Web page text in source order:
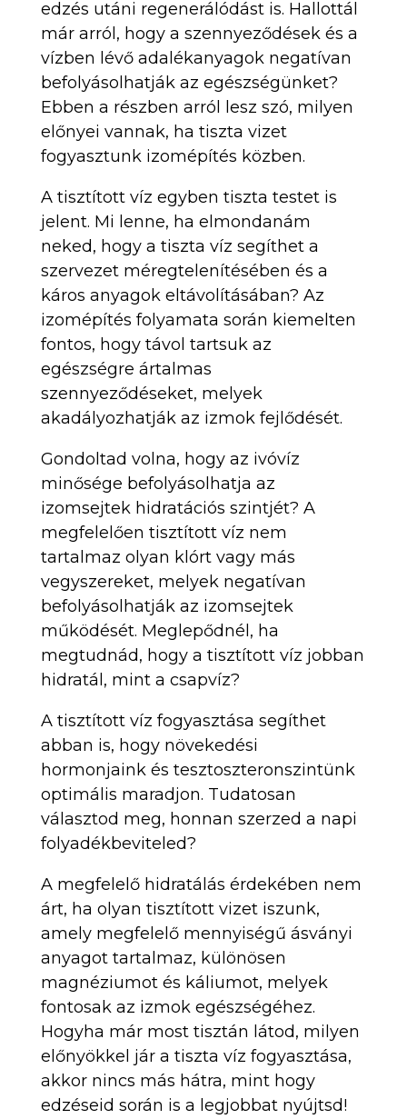
edzés utáni regenerálódást is. Hallottál
már arról, hogy a szennyeződések és a
vízben lévő adalékanyagok negatívan
befolyásolhatják az egészségünket?
Ebben a részben arról lesz szó, milyen
előnyei vannak, ha tiszta vizet
fogyasztunk izomépítés közben.
A tisztított víz egyben tiszta testet is
jelent. Mi lenne, ha elmondanám
neked, hogy a tiszta víz segíthet a
szervezet méregtelenítésében és a
káros anyagok eltávolításában? Az
izomépítés folyamata során kiemelten
fontos, hogy távol tartsuk az
egészségre ártalmas
szennyeződéseket, melyek
akadályozhatják az izmok fejlődését.
Gondoltad volna, hogy az ivóvíz
minősége befolyásolhatja az
izomsejtek hidratációs szintjét? A
megfelelően tisztított víz nem
tartalmaz olyan klórt vagy más
vegyszereket, melyek negatívan
befolyásolhatják az izomsejtek
működését. Meglepődnél, ha
megtudnád, hogy a tisztított víz jobban
hidratál, mint a csapvíz?
A tisztított víz fogyasztása segíthet
abban is, hogy növekedési
hormonjaink és tesztoszteronszintünk
optimális maradjon. Tudatosan
választod meg, honnan szerzed a napi
folyadékbeviteled?
A megfelelő hidratálás érdekében nem
árt, ha olyan tisztított vizet iszunk,
amely megfelelő mennyiségű ásványi
anyagot tartalmaz, különösen
magnéziumot és káliumot, melyek
fontosak az izmok egészségéhez.
Hogyha már most tisztán látod, milyen
előnyökkel jár a tiszta víz fogyasztása,
akkor nincs más hátra, mint hogy
edzéseid során is a legjobbat nyújtsd!